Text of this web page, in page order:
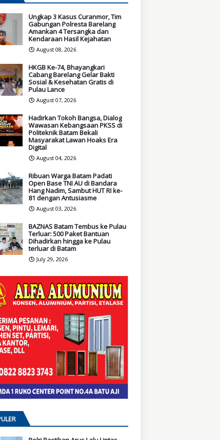
Ungkap 3 Kasus Curanmor, Tim
Gabungan Polresta Barelang
Amankan 4 Tersangka dan
Kendaraan Hasil Kejahatan
August 08, 2026
HKGB Ke-74, Bhayangkari
Cabang Barelang Gelar Bakti
Sosial & Kesehatan Gratis di
Pulau Lance
August 07, 2026
Hadirkan Tokoh Bangsa, Dialog
Wawasan Kebangsaan PKSS di
Politeknik Batam Bekali
Masyarakat Lawan Hoaks Era
Digital
August 04, 2026
Ribuan Warga Batam Padati
Open Base TNI AU di Bandara
Hang Nadim, Sambut HUT RI ke-
81 dengan Antusiasme
August 03, 2026
BAZNAS Batam Tembus ke Pulau
Terluar: 500 Paket Bantuan
Dihadirkan hingga ke Pulau
terluar di Batam
July 29, 2026